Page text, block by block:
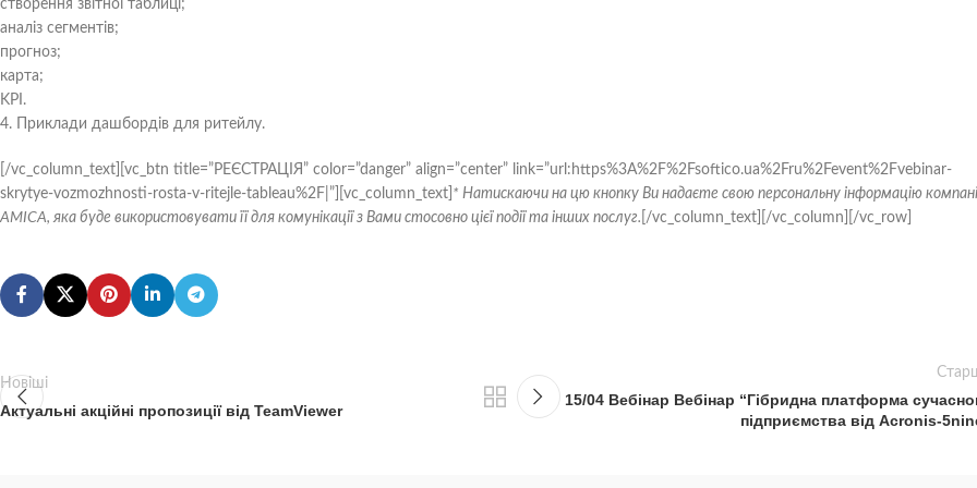
створення звітної таблиці;
аналіз сегментів;
прогноз;
карта;
KPI.
4. Приклади дашбордів для ритейлу.
[/vc_column_text][vc_btn title=”РЕЄСТРАЦІЯ” color=”danger” align=”center” link=”url:https%3A%2F%2Fsoftico.ua%2Fru%2Fevent%2Fvebinar-
skrytye-vozmozhnosti-rosta-v-ritejle-tableau%2F|”][vc_column_text] * Натискаючи на цю кнопку Ви надаєте свою персональну інформацію
AMICA, яка буде використовувати її для комунікації з Вами стосовно цієї події та інших послуг. [/vc_column_text][/vc_column][/vc_row]
Новіші
Актуальні акційні пропозиції від TeamViewer
15/04 Вебінар Вебінар “Гібридна платформа
підприємства від Acronis-